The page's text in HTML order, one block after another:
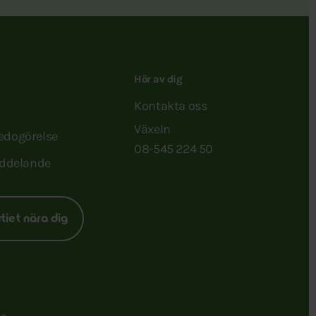
nära dig
Hör av dig
Kontakta oss
Växeln
08-545 224 50